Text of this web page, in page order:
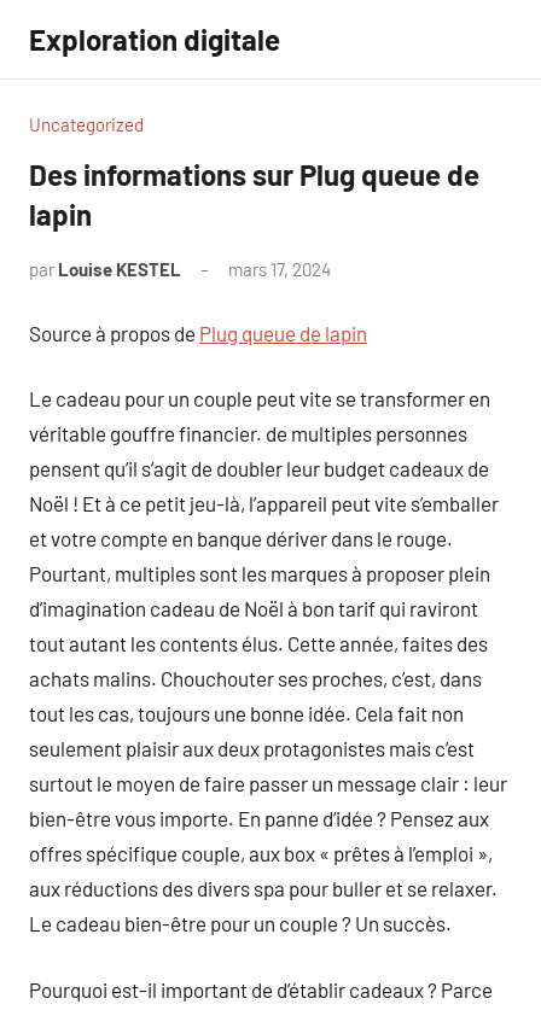
contenu
Exploration digitale
Uncategorized
Des informations sur Plug queue de
lapin
par Louise KESTEL mars 17, 2024
Source à propos de Plug queue de lapin
Le cadeau pour un couple peut vite se transformer en
véritable gouffre financier. de multiples personnes
pensent qu’il s’agit de doubler leur budget cadeaux de
Noël ! Et à ce petit jeu-là, l’appareil peut vite s’emballer
et votre compte en banque dériver dans le rouge.
Pourtant, multiples sont les marques à proposer plein
d’imagination cadeau de Noël à bon tarif qui raviront
tout autant les contents élus. Cette année, faites des
achats malins. Chouchouter ses proches, c’est, dans
tout les cas, toujours une bonne idée. Cela fait non
seulement plaisir aux deux protagonistes mais c’est
surtout le moyen de faire passer un message clair : leur
bien-être vous importe. En panne d’idée ? Pensez aux
offres spécifique couple, aux box « prêtes à l’emploi »,
aux réductions des divers spa pour buller et se relaxer.
Le cadeau bien-être pour un couple ? Un succès.
Pourquoi est-il important de d’établir cadeaux ? Parce